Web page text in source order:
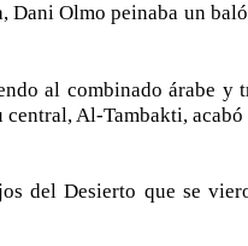
Olmo peinaba un
al combinado árabe y
Al-Tambakti,
del Desierto que se